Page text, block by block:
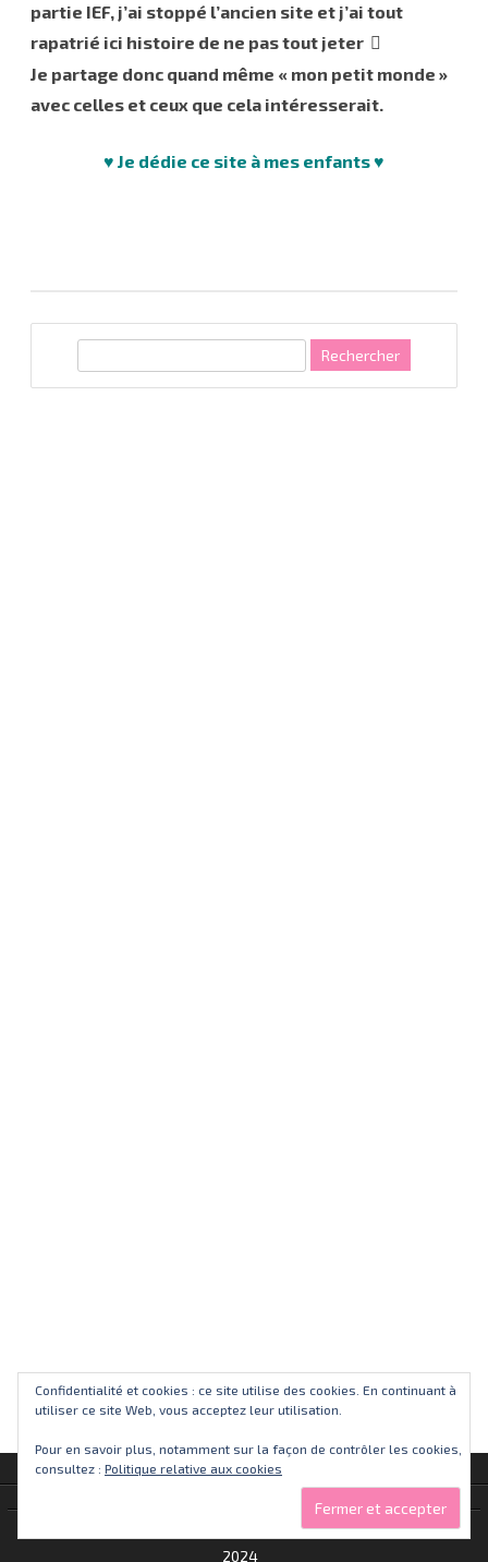
partie IEF, j’ai stoppé l’ancien site et j’ai tout
rapatrié ici histoire de ne pas tout jeter
Je partage donc quand même « mon petit monde »
avec celles et ceux que cela intéresserait.
♥ Je dédie ce site à mes enfants ♥
Confidentialité et cookies : ce site utilise des cookies. En continuant à
utiliser ce site Web, vous acceptez leur utilisation.
Pour en savoir plus, notamment sur la façon de contrôler les cookies,
consultez : Politique relative aux cookies
Alkaswaba.fr - 2013 -
2024